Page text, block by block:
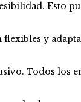
Esto
y
Todos los